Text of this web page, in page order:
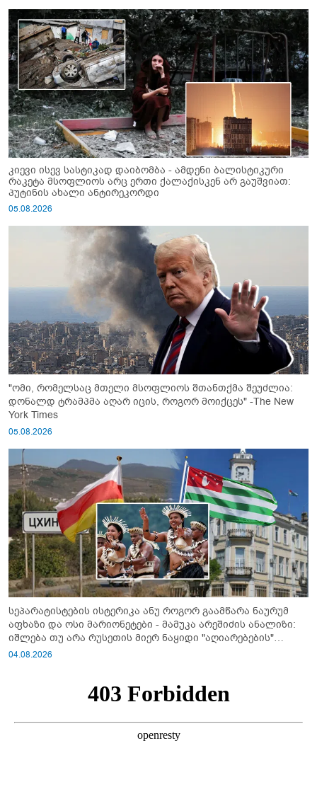
კიევი ისევ სასტიკად დაიბომბა - ამდენი ბალისტიკური
რაკეტა მსოფლიოს არც ერთი ქალაქისკენ არ გაუშვიათ:
პუტინის ახალი ანტირეკორდი
05.08.2026
"ომი, რომელსაც მთელი მსოფლიოს შთანთქმა შეუძლია:
დონალდ ტრამპმა აღარ იცის, როგორ მოიქცეს" -The New
York Times
05.08.2026
სეპარატისტების ისტერიკა ანუ როგორ გაამწარა ნაურუმ
აფხაზი და ოსი მარიონეტები - მამუკა არეშიძის ანალიზი:
იშლება თუ არა რუსეთის მიერ ნაყიდი "აღიარებების"
სისტემა?!
04.08.2026